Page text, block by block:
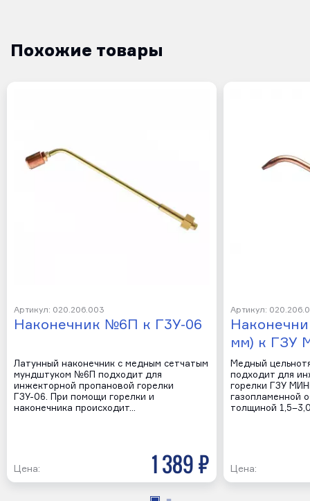
Похожие товары
Артикул: 020.206.003
Наконечник №6П к Г3У-06
Латунный наконечник с медным сетчатым
мундштуком №6П подходит для
инжекторной пропановой горелки
ГЗУ-06. При помощи горелки и
наконечника происходит…
Цена: 1 389 р
Артикул:
мм) к ГЗУ
Медный
подходит для
горелки ГЗУ
газопламенной
толщиной
Цена: